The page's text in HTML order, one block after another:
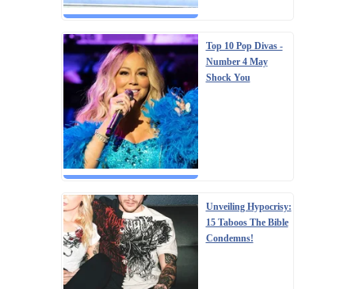
Top 10 Pop Divas -
Number 4 May
Shock You
Unveiling Hypocrisy:
15 Taboos The Bible
Condemns!